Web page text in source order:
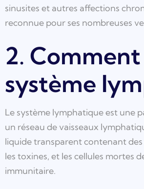
sinusites et autres affections
reconnue pour ses nombreuses
2.
système
Le système lymphatique est une
un réseau de vaisseaux
liquide transparent contenant des
les toxines, et les cellules mortes
immunitaire.